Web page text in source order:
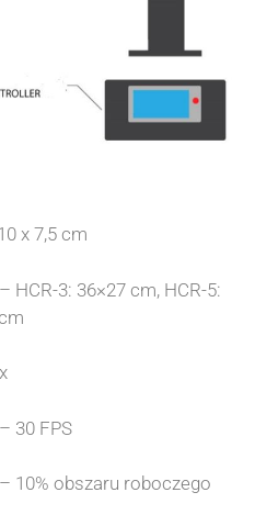
x 7,5 cm
HCR-3: 36×27 cm, HCR-5:
30 FPS
10% obszaru roboczego